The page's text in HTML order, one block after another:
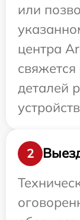
или
центра
деталей
2